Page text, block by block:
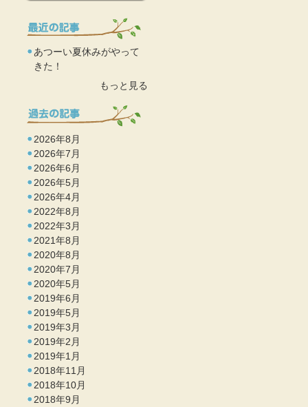
あつーい夏休みがやって
きた！
もっと見る
2026年8月
2026年7月
2026年6月
2026年5月
2026年4月
2022年8月
2022年3月
2021年8月
2020年8月
2020年7月
2020年5月
2019年6月
2019年5月
2019年3月
2019年2月
2019年1月
2018年11月
2018年10月
2018年9月